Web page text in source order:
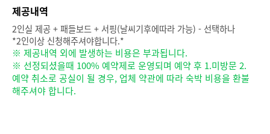
제공내역
2인실 제공 + 패들보드 + 서핑(날씨기후에따라 가능) - 선택하나
*2인이상 신청해주셔야합니다.*
※ 제공내역 외에 발생하는 비용은 부과됩니다.
※ 선정되셨을때 100% 예약제로 운영되며 예약 후 1.미방문 2.
예약 취소로 공실이 될 경우, 업체 약관에 따라 숙박 비용을 환불
해주셔야 합니다.